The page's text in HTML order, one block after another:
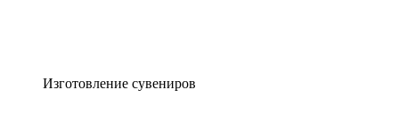
Изготовление сувениров